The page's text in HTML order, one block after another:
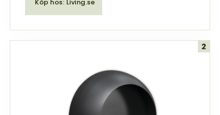
Köp hos: Living.se